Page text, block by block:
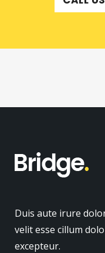
Duis aute irure
velit esse cillum
excepteur.